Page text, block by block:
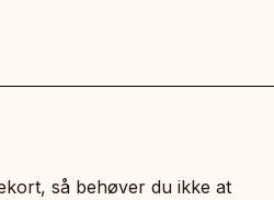
så behøver du ikke at